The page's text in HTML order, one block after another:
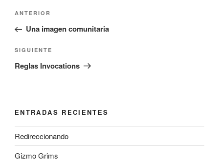
Navegación
entradas
Entrada
anterior:
ANTERIOR
Una imagen comunitaria
Siguiente
entrada
SIGUIENTE
Reglas Invocations
ENTRADAS RECIENTES
Redireccionando
Gizmo Grims